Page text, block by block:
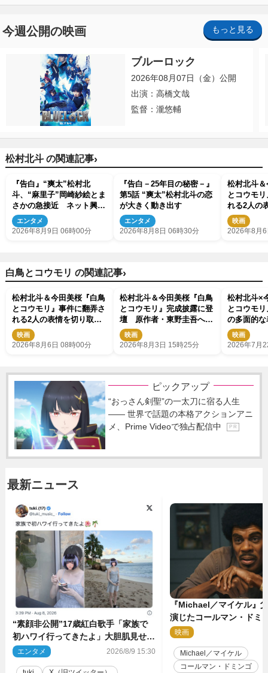
今週公開の映画 もっと見る
ブルーロック
2026年08月07日（金）公開
出演：高橋文哉
監督：瀧悠輔
松村北斗 の関連記事›
『告白』“爽太”松村北
斗、“麻里子”岡崎紗絵とま
さかの急接近 ネット興奮
「その反応は」「いい
の!?」（ネタバレあり）
エンタメ
2026年8月9日 06時00分
『告白－25年目の秘密－』
第5話 “爽太”松村北斗の恋
が大きく動き出す
エンタメ
2026年8月8日 06時30分
松村北斗
とコウモ
れる2人の
た場面写真
映画
2026年8月
白鳥とコウモリ の関連記事›
松村北斗＆今田美桜『白鳥
とコウモリ』事件に翻弄さ
れる2人の表情を切り取っ
た場面写真解禁
映画
2026年8月6日 08時00分
松村北斗＆今田美桜『白鳥
とコウモリ』完成披露に登
壇 原作者・東野圭吾への
思いと見どころを語る
映画
2026年8月3日 15時25分
松村北斗×
とコウモ
の多面的
た新規場
映画
2026年7月
ピックアップ
“おっさん剣聖”の一太刀に宿る人生
―― 世界で話題の本格アクションアニ
メ、Prime Videoで独占配信中
P R
最新ニュース
“素顔非公開”17歳紅白歌手「家族で
初ハワイ行ってきたよ」大胆肌見せシ
ョット公開
エンタメ 2026/8/9 15:30
『Michael／マイケル』
演じたコールマン・ドミ
イクに2時間半かかって
映画
Michael／マイケル
コールマン・ドミンゴ